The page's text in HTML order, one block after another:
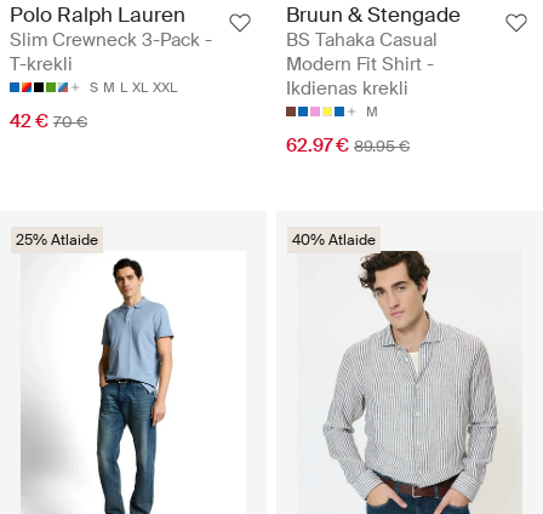
Polo Ralph Lauren
Slim Crewneck 3-Pack -
T-krekli
S M L XL XXL
42 € 70 €
Bruun & Stengade
BS Tahaka Casual
Modern Fit Shirt -
Ikdienas krekli
M
62.97 € 89.95 €
25% Atlaide 40% Atlaide